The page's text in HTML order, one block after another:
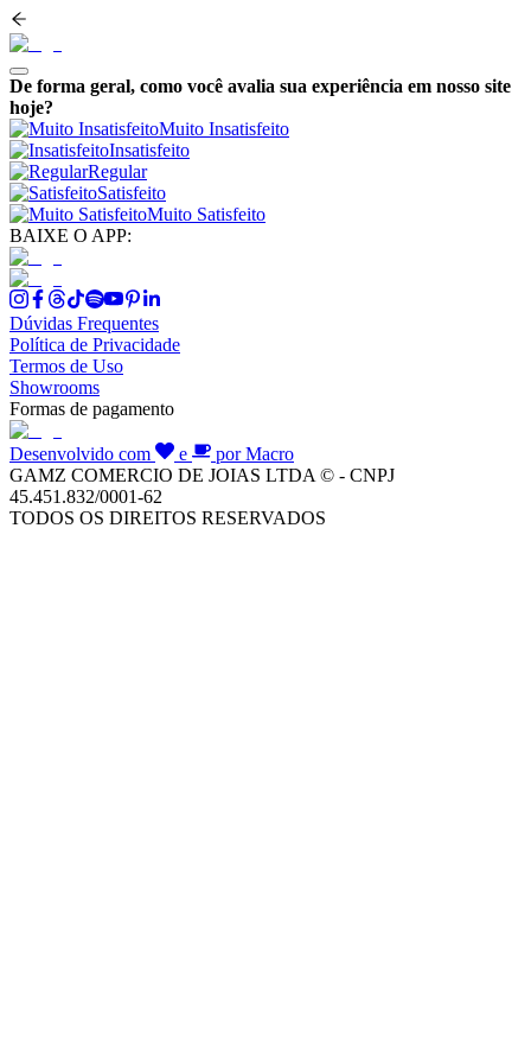
De forma geral, como você avalia sua experiência em nosso site
hoje?
Muito Insatisfeito
Insatisfeito
Regular
Satisfeito
Muito Satisfeito
BAIXE O APP:
Dúvidas Frequentes
Política de Privacidade
Termos de Uso
Showrooms
Formas de pagamento
Desenvolvido com e
por Macro
GAMZ COMERCIO DE JOIAS LTDA © - CNPJ
45.451.832/0001-62
TODOS OS DIREITOS RESERVADOS